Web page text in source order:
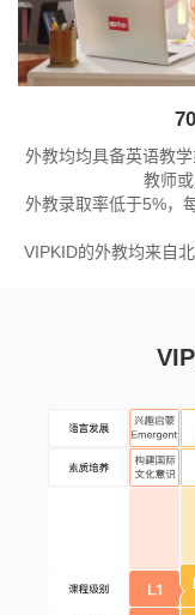
外教均均具备英语教
教师
外教录取率低于5%，
VIPKID的外教均来自